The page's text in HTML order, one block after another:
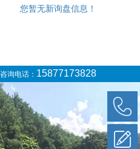
您暂无新询盘信息！
咨询电话： 15877173828